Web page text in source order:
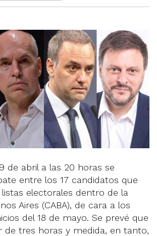
de abril a las 20 horas se
entre los 17 candidatos que
electorales dentro de la
Aires (CABA), de cara a los
del 18 de mayo. Se prevé que
de tres horas y medida, en tanto,